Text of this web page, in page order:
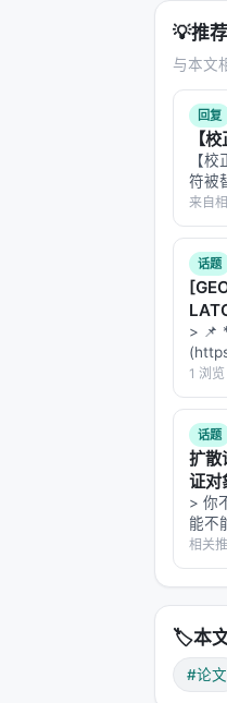
💡推
与本文
回复
【
【
符被
该是
后的
来自
话题
> 📌
本
FAQ
析「
1 浏览
话题
扩散
证对
> 你
能不
arXiv
相关
🏷️本
#论文